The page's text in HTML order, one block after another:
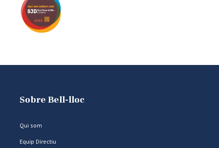
Sobre Bell-lloc
Qui som
Equip Directiu